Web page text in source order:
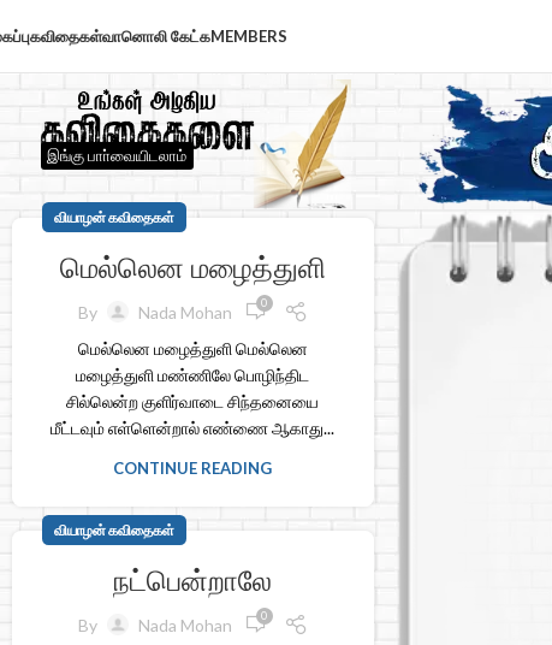
கவிதைகள்வானொலி கேட்கMEMBERS
இங்கு பாா்வையிடலாம்
வியாழன் கவிதைகள்
மெல்லென மழைத்துளி
By Nada Mohan 0
மெல்லென மழைத்துளி மெல்லென
மழைத்துளி மண்ணிலே பொழிந்திட
சில்லென்ற குளிர்வாடை சிந்தனையை
மீட்டவும் எள்ளென்றால் எண்ணை ஆகாது...
CONTINUE READING
வியாழன் கவிதைகள்
நட்பென்றாலே
By Nada Mohan 0